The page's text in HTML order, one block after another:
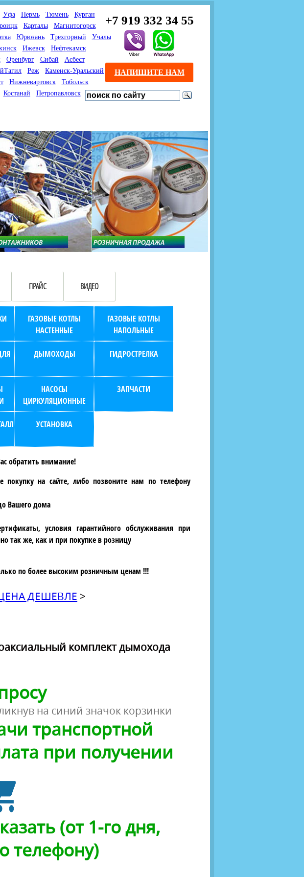
+7 919 332 34 55
Уфа Пермь Тюмень
Курган
Карталы
Магнитогорск
Юрюзань Трехгорный
Учалы
Ижевск
Нефтекамск
Оренбург Сибай
Асбест
Реж
Каменск-Уральский
Нижневартовск
Тобольск
Костанай Петропавловск
НАПИШИТЕ НАМ
на
магазинов
оборудования.
полный
товара для
магазина газового
в Вашем
Мы знаем что будет
Предлагаем взаимовыгодное
сотрудничество
монтажникам газового
оборудования. Если Вы
занимаетесь установкой
газового оборудования, мы
предлагаем Вам оптовые
цены и документарное
сопровождение Ваших
продаж (берем всю
бухгалтерию "на себя")
ПРАЙС ВИДЕО
ГАЗОВЫЕ КОТЛЫ
НАСТЕННЫЕ
ГАЗОВЫЕ КОТЛЫ
НАПОЛЬНЫЕ
ДЫМОХОДЫ ГИДРОСТРЕЛКА
НАСОСЫ
ЦИРКУЛЯЦИОННЫЕ
ЗАПЧАСТИ
УСТАНОВКА
обратить внимание!
на сайте, либо позвоните нам по телефону
Вашего дома
условия гарантийного обслуживания при
так же, как и при покупке в розницу
по более высоким розничным ценам !!!
ДЕШЕВЛЕ >
комплект дымохода
на синий значок корзинки
транспортной
при получении
(от 1-го дня,
телефону)